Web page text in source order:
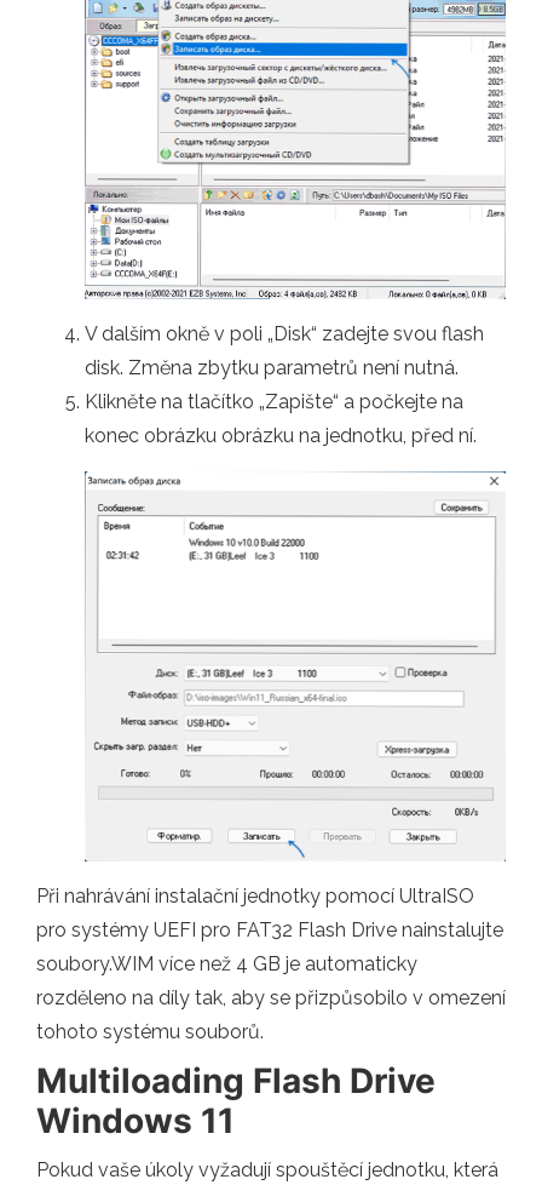
V dalším okně v poli „Disk“ zadejte svou flash
disk. Změna zbytku parametrů není nutná.
Klikněte na tlačítko „Zapište“ a počkejte na
konec obrázku obrázku na jednotku, před ní.
Při nahrávání instalační jednotky pomocí UltraISO
pro systémy UEFI pro FAT32 Flash Drive nainstalujte
soubory.WIM více než 4 GB je automaticky
rozděleno na díly tak, aby se přizpůsobilo v omezení
tohoto systému souborů.
Multiloading Flash Drive
Windows 11
Pokud vaše úkoly vyžadují spouštěcí jednotku, která